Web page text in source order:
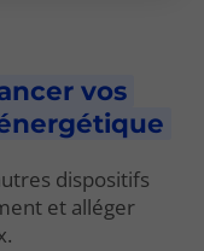
vos
dispositifs
et alléger